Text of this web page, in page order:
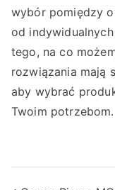
wybór pomiędzy
od
tego, na co
rozwiązania mają
aby wybrać
Twoim potrzebom.